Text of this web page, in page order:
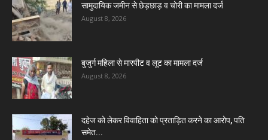
सामुदायिक जमीन से छेड़छाड़ व चोरी का मामला दर्ज
August 8, 2026
बुजुर्ग महिला से मारपीट व लूट का मामला दर्ज
August 8, 2026
दहेज को लेकर विवाहिता को प्रताड़ित करने का आरोप, पति
समेत...